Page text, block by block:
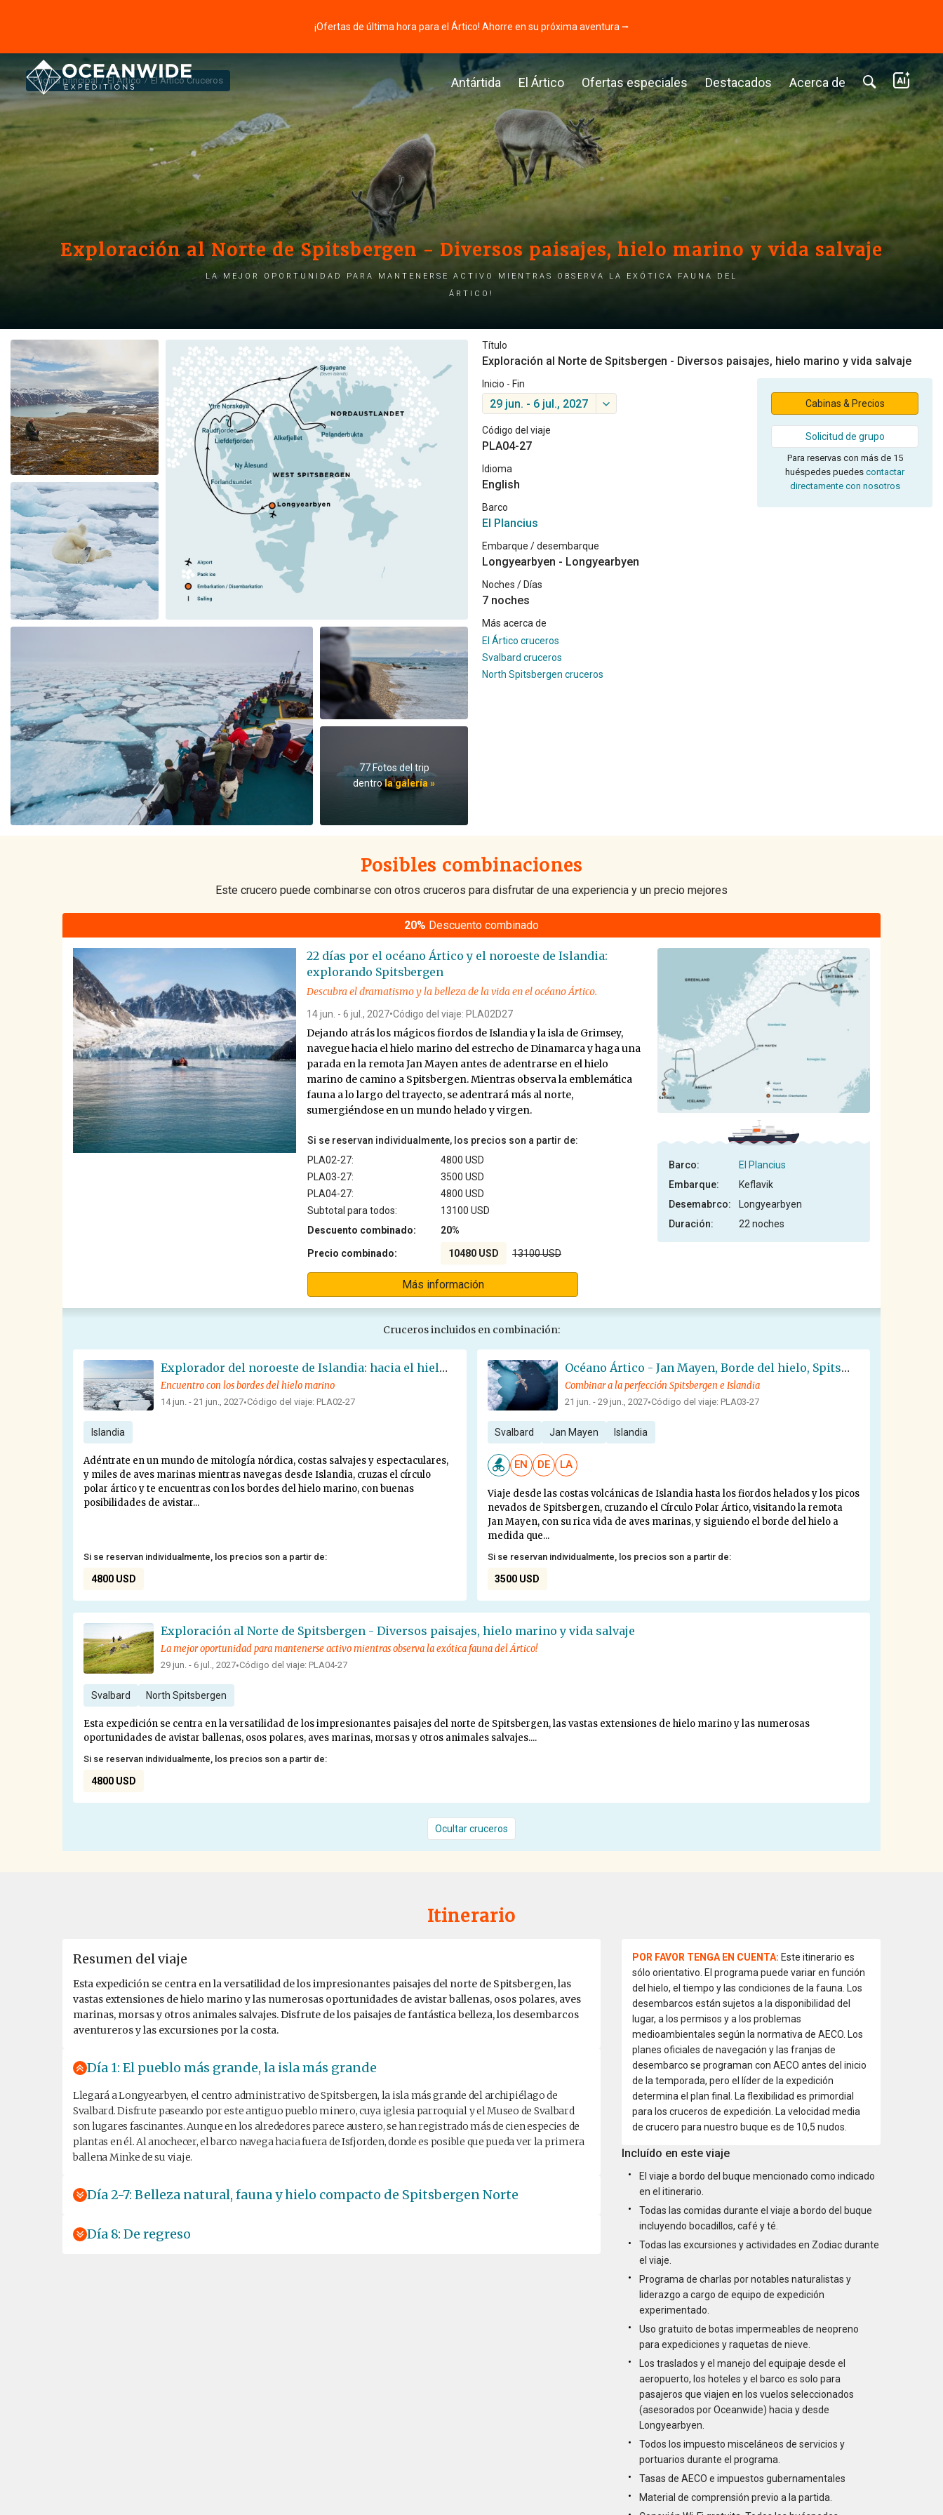
¡Ofertas de última hora para el Ártico! Ahorre en su próxima aventura ⭢
Antártida El Ártico Ofertas especiales Destacados Acerca de
Página principal El Ártico El Ártico Cruceros
Exploración al Norte de Spitsbergen - Diversos paisajes, hielo marino y vida salvaje
La mejor oportunidad para mantenerse activo mientras observa la exótica fauna del
Ártico!
77 Fotos del trip
dentrola galería »
Título
Exploración al Norte de Spitsbergen - Diversos paisajes, hielo marino y vida salvaje
Inicio - Fin
29 jun. - 6 jul., 2027
Código del viaje
PLA04-27
Idioma
English
Barco
El Plancius
Embarque / desembarque
Longyearbyen - Longyearbyen
Noches / Días
7 noches
Más acerca de
El Ártico cruceros
Svalbard cruceros
North Spitsbergen cruceros
Cabinas & Precios
Solicitud de grupo
Para reservas con más de 15
huéspedes puedes contactar
directamente con nosotros
Posibles combinaciones
Este crucero puede combinarse con otros cruceros para disfrutar de una experiencia y un precio mejores
20% Descuento combinado
22 días por el océano Ártico y el noroeste de Islandia:
explorando Spitsbergen
Descubra el dramatismo y la belleza de la vida en el océano Ártico.
14 jun. - 6 jul., 2027•Código del viaje: PLA02D27
Dejando atrás los mágicos fiordos de Islandia y la isla de Grimsey,
navegue hacia el hielo marino del estrecho de Dinamarca y haga una
parada en la remota Jan Mayen antes de adentrarse en el hielo
marino de camino a Spitsbergen. Mientras observa la emblemática
fauna a lo largo del trayecto, se adentrará más al norte,
sumergiéndose en un mundo helado y virgen.
Si se reservan individualmente, los precios son a partir de:
PLA02-27:
4800 USD
PLA03-27:
3500 USD
PLA04-27:
4800 USD
Subtotal para todos:
13100 USD
Descuento combinado:
20%
Precio combinado: 10480 USD 13100 USD
Más información
Barco:
El Plancius
Embarque:
Keflavik
Desemabrco:
Longyearbyen
Duración:
22 noches
Cruceros incluidos en combinación:
Explorador del noroeste de Islandia: hacia el hielo marino de Groenlandia - Solsticio de verano
Encuentro con los bordes del hielo marino
14 jun. - 21 jun., 2027•Código del viaje: PLA02-27
Islandia
Adéntrate en un mundo de mitología nórdica, costas salvajes y espectaculares,
y miles de aves marinas mientras navegas desde Islandia, cruzas el círculo
polar ártico y te encuentras con los bordes del hielo marino, con buenas
posibilidades de avistar...
Si se reservan individualmente, los precios son a partir de:
4800 USD
Océano Ártico - Jan Mayen, Borde del hielo, Spitsbergen, Observación de aves - Solsticio de verano
Combinar a la perfección Spitsbergen e Islandia
21 jun. - 29 jun., 2027•Código del viaje: PLA03-27
Svalbard Jan Mayen Islandia
EN DE LA
Viaje desde las costas volcánicas de Islandia hasta los fiordos helados y los picos
nevados de Spitsbergen, cruzando el Círculo Polar Ártico, visitando la remota
Jan Mayen, con su rica vida de aves marinas, y siguiendo el borde del hielo a
medida que...
Si se reservan individualmente, los precios son a partir de:
3500 USD
Exploración al Norte de Spitsbergen - Diversos paisajes, hielo marino y vida salvaje
La mejor oportunidad para mantenerse activo mientras observa la exótica fauna del Ártico!
29 jun. - 6 jul., 2027•Código del viaje: PLA04-27
Svalbard North Spitsbergen
Esta expedición se centra en la versatilidad de los impresionantes paisajes del norte de Spitsbergen, las vastas extensiones de hielo marino y las numerosas
oportunidades de avistar ballenas, osos polares, aves marinas, morsas y otros animales salvajes....
Si se reservan individualmente, los precios son a partir de:
4800 USD
Ocultar cruceros
Itinerario
Resumen del viaje
Esta expedición se centra en la versatilidad de los impresionantes paisajes del norte de Spitsbergen, las
vastas extensiones de hielo marino y las numerosas oportunidades de avistar ballenas, osos polares, aves
marinas, morsas y otros animales salvajes. Disfrute de los paisajes de fantástica belleza, los desembarcos
aventureros y las excursiones por la costa.
Día 1: El pueblo más grande, la isla más grande
Llegará a Longyearbyen, el centro administrativo de Spitsbergen, la isla más grande del archipiélago de
Svalbard. Disfrute paseando por este antiguo pueblo minero, cuya iglesia parroquial y el Museo de Svalbard
son lugares fascinantes. Aunque en los alrededores parece austero, se han registrado más de cien especies de
plantas en él. Al anochecer, el barco navega hacia fuera de Isfjorden, donde es posible que pueda ver la primera
ballena Minke de su viaje.
Día 2-7: Belleza natural, fauna y hielo compacto de Spitsbergen Norte
Día 8: De regreso
POR FAVOR TENGA EN CUENTA: Este itinerario es
sólo orientativo. El programa puede variar en función
del hielo, el tiempo y las condiciones de la fauna. Los
desembarcos están sujetos a la disponibilidad del
lugar, a los permisos y a los problemas
medioambientales según la normativa de AECO. Los
planes oficiales de navegación y las franjas de
desembarco se programan con AECO antes del inicio
de la temporada, pero el líder de la expedición
determina el plan final. La flexibilidad es primordial
para los cruceros de expedición. La velocidad media
de crucero para nuestro buque es de 10,5 nudos.
Incluído en este viaje
El viaje a bordo del buque mencionado como indicado
en el itinerario.
Todas las comidas durante el viaje a bordo del buque
incluyendo bocadillos, café y té.
Todas las excursiones y actividades en Zodiac durante
el viaje.
Programa de charlas por notables naturalistas y
liderazgo a cargo de equipo de expedición
experimentado.
Uso gratuito de botas impermeables de neopreno
para expediciones y raquetas de nieve.
Los traslados y el manejo del equipaje desde el
aeropuerto, los hoteles y el barco es solo para
pasajeros que viajen en los vuelos seleccionados
(asesorados por Oceanwide) hacia y desde
Longyearbyen.
Todos los impuesto misceláneos de servicios y
portuarios durante el programa.
Tasas de AECO e impuestos gubernamentales
Material de comprensión previo a la partida.